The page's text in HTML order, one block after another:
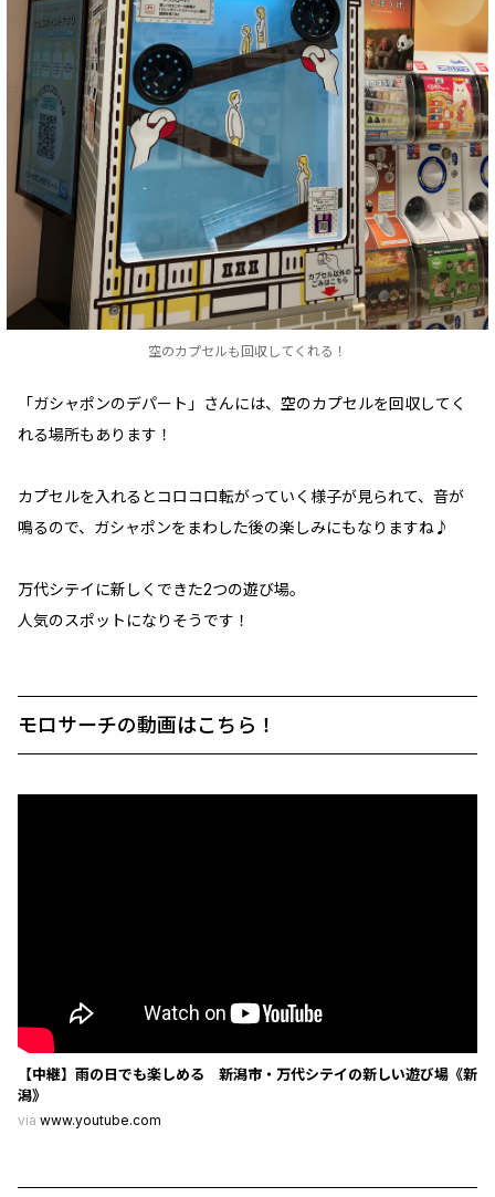
空のカプセルも回収してくれる！
「ガシャポンのデパート」さんには、空のカプセルを回収してく
れる場所もあります！
カプセルを入れるとコロコロ転がっていく様子が見られて、音が
鳴るので、ガシャポンをまわした後の楽しみにもなりますね♪
万代シテイに新しくできた2つの遊び場。
人気のスポットになりそうです！
モロサーチの動画はこちら！
【中継】雨の日でも楽しめる 新潟市・万代シテイの新しい遊び場《新
潟》
via www.youtube.com